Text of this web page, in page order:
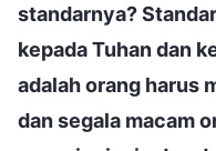
standarnya?
kepada Tuhan dan
adalah orang harus
dan segala macam